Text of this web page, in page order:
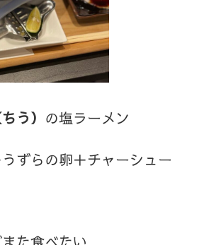
う） の塩ラーメン
ずらの卵＋チャーシュー